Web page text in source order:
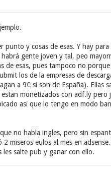
y cosas de esas. Y hay
gente joven y tal, peo
de esas, pues tampoco no
los de la empresas de
a 9€ si son de España). Ellas
monetizados con adf.ly pero
asi que lo tengo en modo
no habla ingles, pero sin
miseros eulos al mes en
les salte pub y ganar con ello.